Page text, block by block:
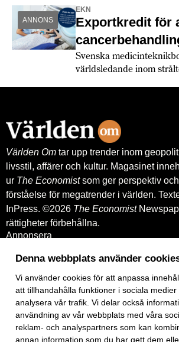
ANNONS
EKN
Exportkredit för
Svenska
världsledande inom
Exportkreditnämnden,
Världen Om tar upp trender inom
livsstil, affärer och kultur. Magasinet
ur The Economistsom ger perspektiv och
förståelse för megatrender i världen.
InPress. ©2026 The Economist
rättigheter förbehållna.
Annonsera
Kontakt
Köp tidigare nummer
www.inpress.com
E-tidningen
Om cookies
Vår integritetspolicy
Prenumerationsvillkor
Denna webbplats använder
Vi använder cookiesför att anpassa
att tillhandahålla funktioner i sociala medier
analysera vår trafik. Vi delar också
användning av vår webbplats med våra
reklam- och analyspartners som kan
annan information som du har gett dem